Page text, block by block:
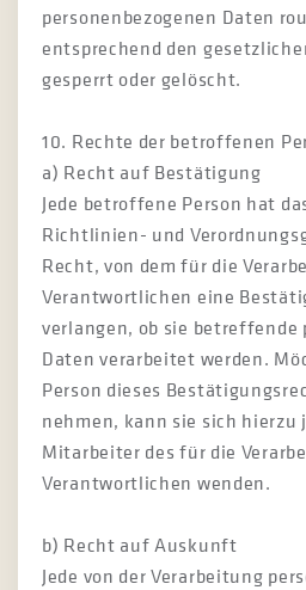
personenbezogenen Daten
entsprechend den
gesperrt oder gelöscht.
10. Rechte der betroffenen
a) Recht auf Bestätigung
Jede betroffene Person hat
Richtlinien- und
Recht, von dem für die
Verantwortlichen eine
verlangen, ob sie betreffende
Daten verarbeitet werden.
Person dieses
nehmen, kann sie sich hierzu
Mitarbeiter des für die
Verantwortlichen wenden.
b) Recht auf Auskunft
Jede von der Verarbeitung